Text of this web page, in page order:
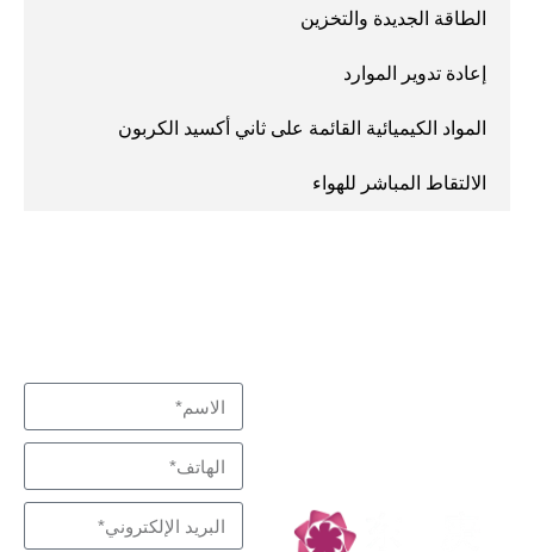
الطاقة الجديدة والتخزين
إعادة تدوير الموارد
المواد الكيميائية القائمة على ثاني أكسيد الكربون
الالتقاط المباشر للهواء